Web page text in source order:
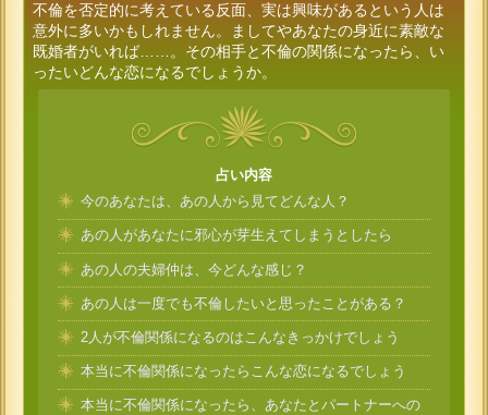
不倫を否定的に考えている反面、実は興味があるという人は
意外に多いかもしれません。ましてやあなたの身近に素敵な
既婚者がいれば……。その相手と不倫の関係になったら、い
ったいどんな恋になるでしょうか。
占い内容
今のあなたは、あの人から見てどんな人？
あの人があなたに邪心が芽生えてしまうとしたら
あの人の夫婦仲は、今どんな感じ？
あの人は一度でも不倫したいと思ったことがある？
2人が不倫関係になるのはこんなきっかけでしょう
本当に不倫関係になったらこんな恋になるでしょう
本当に不倫関係になったら、あなたとパートナーへの